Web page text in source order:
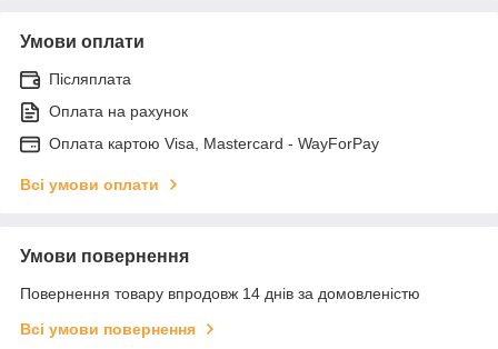
Умови оплати
Післяплата
Оплата на рахунок
Оплата картою Visa, Mastercard - WayForPay
Всі умови оплати
Умови повернення
Повернення товару впродовж 14 днів за домовленістю
Всі умови повернення